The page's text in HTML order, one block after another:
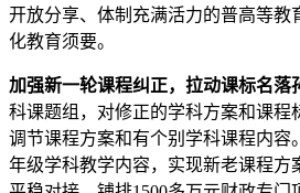
开放分享、体制充满活力的普高等教
化教育须要。
加强新一轮课程纠正，拉动课标名落
科课题组，对修正的学科方案和课程
调节课程方案和有个别学科课程内容
年级学科教学内容，实现新老课程方